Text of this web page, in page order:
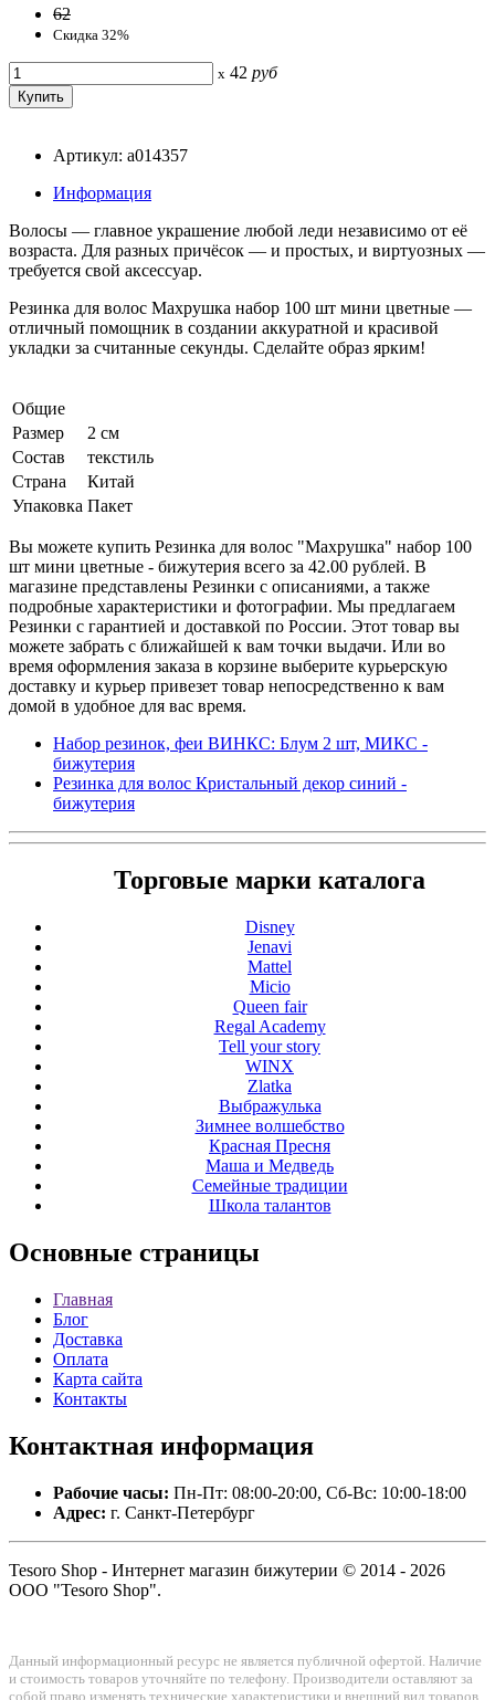
62
Скидка 32%
x 42 руб
Артикул: a014357
Информация
Волосы — главное украшение любой леди независимо от её
возраста. Для разных причёсок — и простых, и виртуозных —
требуется свой аксессуар.
Резинка для волос Махрушка набор 100 шт мини цветные —
отличный помощник в создании аккуратной и красивой
укладки за считанные секунды. Сделайте образ ярким!
Общие
Размер
2 см
Состав
текстиль
Страна
Китай
Упаковка Пакет
Вы можете купить Резинка для волос "Махрушка" набор 100
шт мини цветные - бижутерия всего за 42.00 рублей. В
магазине представлены Резинки с описаниями, а также
подробные характеристики и фотографии. Мы предлагаем
Резинки с гарантией и доставкой по России. Этот товар вы
можете забрать с ближайшей к вам точки выдачи. Или во
время оформления заказа в корзине выберите курьерскую
доставку и курьер привезет товар непосредственно к вам
домой в удобное для вас время.
Набор резинок, феи ВИНКС: Блум 2 шт, МИКС -
бижутерия
Резинка для волос Кристальный декор синий -
бижутерия
Торговые марки каталога
Disney
Jenavi
Mattel
Micio
Queen fair
Regal Academy
Tell your story
WINX
Zlatka
Выбражулька
Зимнее волшебство
Красная Пресня
Маша и Медведь
Семейные традиции
Школа талантов
Основные страницы
Главная
Блог
Доставка
Оплата
Карта сайта
Контакты
Контактная информация
Рабочие часы: Пн-Пт: 08:00-20:00, Сб-Вс: 10:00-18:00
Адрес: г. Санкт-Петербург
Tesoro Shop - Интернет магазин бижутерии © 2014 - 2026
ООО "Tesoro Shop".
Данный информационный ресурс не является публичной офертой. Наличие
и стоимость товаров уточняйте по телефону. Производители оставляют за
собой право изменять технические характеристики и внешний вид товаров